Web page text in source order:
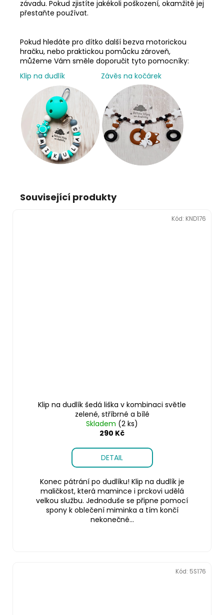
závadu. Pokud zjistíte jakékoli poškození, okamžitě jej
přestaňte používat.
Pokud hledáte pro dítko další bezva motorickou
hračku, nebo praktickou pomůcku zároveň,
můžeme Vám směle doporučit tyto pomocníky:
Klip na dudlík
Závěs na kočárek
Související produkty
Klip na dudlík šedá liška v kombinaci světle
zelené, stříbrné a bílé
Skladem (2 ks)
290 Kč
DETAIL
Konec pátrání po dudlíku! Klip na dudlík je
maličkost, která mamince i prckovi udělá
velkou službu. Jednoduše se připne pomocí
spony k oblečení miminka a tím končí
nekonečné...
Kód: KND176
Kód: 5S176